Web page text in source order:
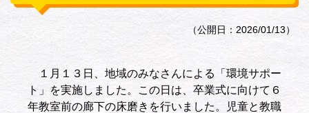
（公開日：2026/01/13）
１月１３日、地域のみなさんによる「環境サポー
ト」を実施しました。この日は、卒業式に向けて６
年教室前の廊下の床磨きを行いました。児童と教職